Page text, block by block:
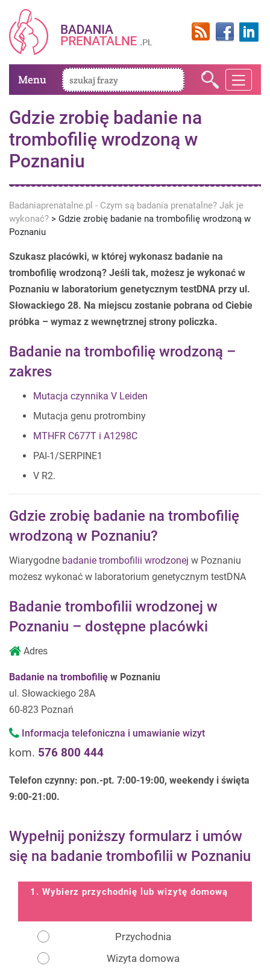
Menu
Gdzie zrobię badanie na
trombofilię wrodzoną w
Poznaniu
Badaniaprenatalne.pl - Czym są badania prenatalne? Jak je
wykonać? > Gdzie zrobię badanie na trombofilię wrodzoną w
Poznaniu
Szukasz placówki, w której wykonasz badanie na
trombofilię wrodzoną? Jeśli tak, możesz je wykonać w
Poznaniu w laboratorium genetycznym testDNA przy ul.
Słowackiego 28. Na miejscu zostanie pobrana od Ciebie
próbka – wymaz z wewnętrznej strony policzka.
Badanie na trombofilię wrodzoną –
zakres
Mutacja czynnika V Leiden
Mutacja genu protrombiny
MTHFR C677T i A1298C
PAI-1/SERPINE1
V R2.
Gdzie zrobię badanie na trombofilię
wrodzoną w Poznaniu?
Wiarygodne badanie trombofilii wrodzonej w Poznaniu
możesz wykonać w laboratorium genetycznym testDNA
Badanie trombofilii wrodzonej w
Poznaniu – dostępne placówki
Adres
Badanie na trombofilię w Poznaniu
ul. Słowackiego 28A
60-823 Poznań
Informacja telefoniczna i umawianie wizyt
kom. 576 800 444
Telefon czynny: pon.-pt. 7:00-19:00, weekendy i święta
9:00-21:00.
Wypełnij poniższy formularz i umów
się na badanie trombofilii w Poznaniu
1. Wybierz przychodnię lub wizytę domową
Przychodnia
Wizyta domowa